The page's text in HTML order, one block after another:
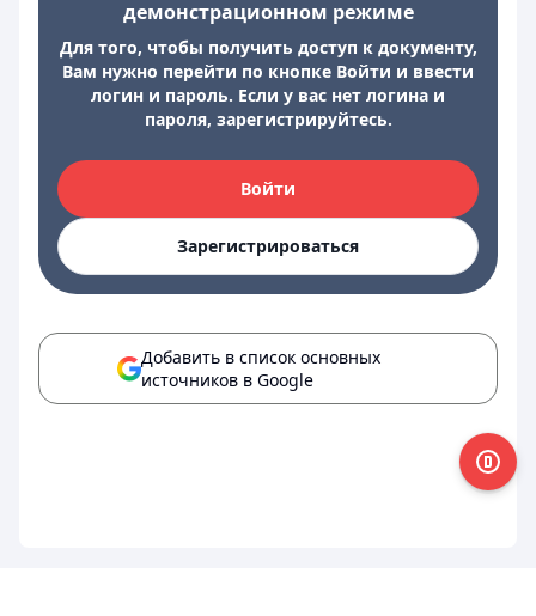
демонстрационном режиме
Для того, чтобы получить доступ к документу,
Вам нужно перейти по кнопке Войти и ввести
логин и пароль. Если у вас нет логина и
пароля, зарегистрируйтесь.
Войти
Зарегистрироваться
Добавить в список основных
источников в Google